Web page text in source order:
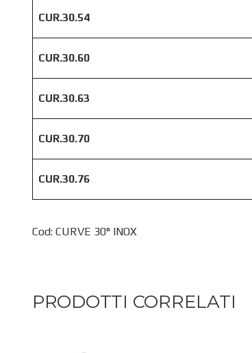
CUR.30.54
CUR.30.60
CUR.30.63
CUR.30.70
CUR.30.76
Cod: CURVE 30° INOX
PRODOTTI CORRELATI